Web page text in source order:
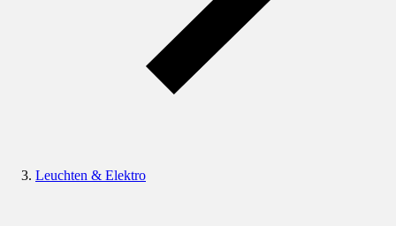
Leuchten & Elektro